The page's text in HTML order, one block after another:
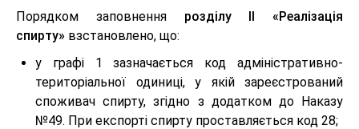
Порядком заповненнярозділу ІІ «Реалізація
спирту» взстановлено, що:
у графі 1 зазначається код адміністративно-
територіальної одиниці, у якій зареєстрований
споживач спирту, згідно з додатком до Наказу
№49. При експорті спирту проставляється код 28;